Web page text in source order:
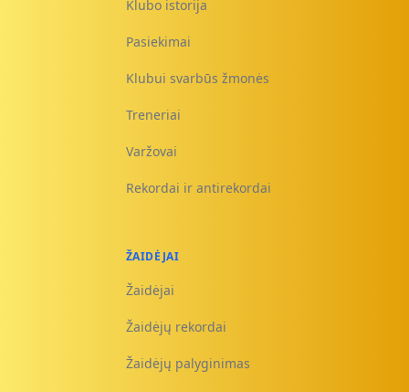
Klubo istorija
Pasiekimai
Klubui svarbūs žmonės
Treneriai
Varžovai
Rekordai ir antirekordai
ŽAIDĖJAI
Žaidėjai
Žaidėjų rekordai
Žaidėjų palyginimas